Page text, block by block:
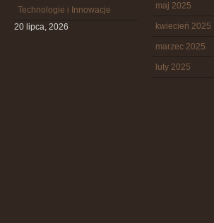
Technologie i Innowacje
20 lipca, 2026
maj 2025
kwiecień 2025
marzec 2025
luty 2025